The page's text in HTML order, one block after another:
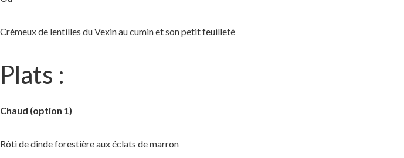
Crémeux de lentilles du Vexin au cumin et son petit feuilleté
Plats :
Chaud (option 1)
Rôti de dinde forestière aux éclats de marron